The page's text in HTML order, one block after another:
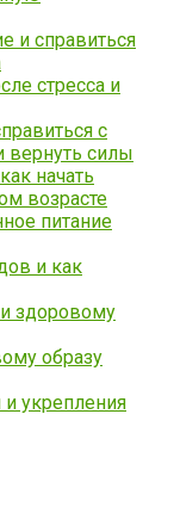
и справиться
стресса и
с
силы
начать
возрасте
питание
и как
здоровому
образу
укрепления